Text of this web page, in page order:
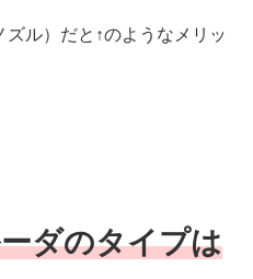
ル）だと↑のようなメリッ
ダのタイプは